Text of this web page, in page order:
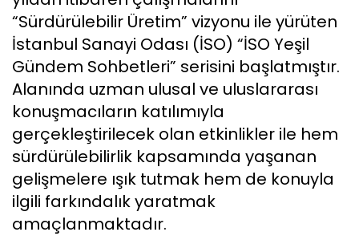
“Sürdürülebilir Üretim” vizyonu ile yürüten
İstanbul Sanayi Odası (İSO) “İSO Yeşil
Gündem Sohbetleri” serisini başlatmıştır.
Alanında uzman ulusal ve uluslararası
konuşmacıların katılımıyla
gerçekleştirilecek olan etkinlikler ile hem
sürdürülebilirlik kapsamında yaşanan
gelişmelere ışık tutmak hem de konuyla
ilgili farkındalık yaratmak
amaçlanmaktadır.